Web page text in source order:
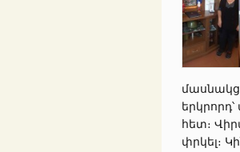
հետ։
փրկել։